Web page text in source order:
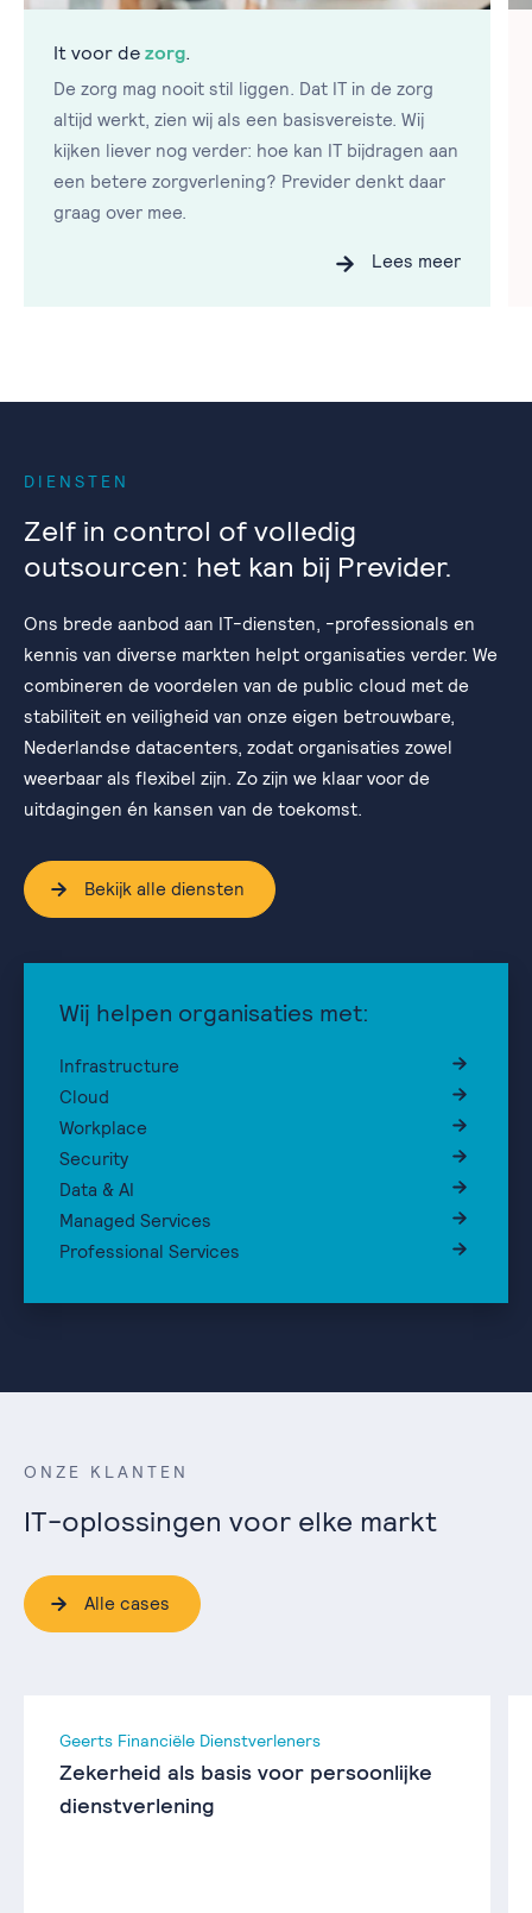
It voor dezorg.
De zorg mag nooit stil liggen. Dat IT in de zorg
altijd werkt, zien wij als een basisvereiste. Wij
kijken liever nog verder: hoe kan IT bijdragen aan
een betere zorgverlening? Previder denkt daar
graag over mee.
Lees meer
DIENSTEN
Zelf in control of volledig
outsourcen: het kan bij Previder.
Ons brede aanbod aan IT-diensten, -professionals en
kennis van diverse markten helpt organisaties verder. We
combineren de voordelen van de public cloud met de
stabiliteit en veiligheid van onze eigen betrouwbare,
Nederlandse datacenters, zodat organisaties zowel
weerbaar als flexibel zijn. Zo zijn we klaar voor de
uitdagingen én kansen van de toekomst.
Bekijk alle diensten
Wij helpen organisaties met:
Infrastructure
Cloud
Workplace
Security
Data & AI
Managed Services
Professional Services
ONZE KLANTEN
IT-oplossingen voor elke markt
Alle cases
Geerts Financiële Dienstverleners
Zekerheid als basis voor persoonlijke
dienstverlening